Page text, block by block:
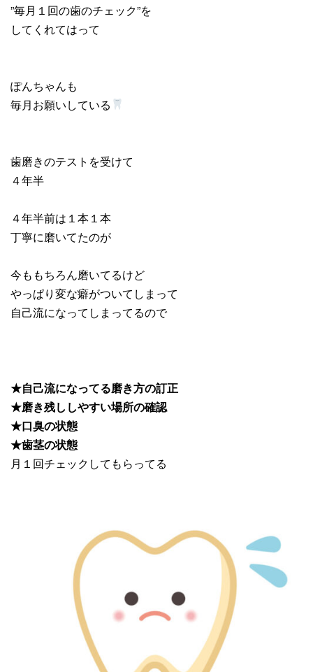
”毎月１回の歯のチェック”を
してくれてはって
ぽんちゃんも
毎月お願いしている
歯磨きのテストを受けて
４年半
４年半前は１本１本
丁寧に磨いてたのが
今ももちろん磨いてるけど
やっぱり変な癖がついてしまって
自己流になってしまってるので
★自己流になってる磨き方の訂正
★磨き残ししやすい場所の確認
★口臭の状態
★歯茎の状態
月１回チェックしてもらってる